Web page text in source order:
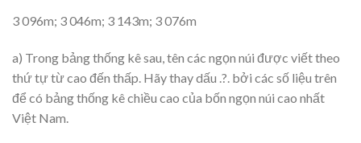
3 096m; 3 046m; 3 143m; 3 076m
a) Trong bảng thống kê sau, tên các ngọn núi được viết theo
thứ tự từ cao đến thấp. Hãy thay dấu .?. bởi các số liệu trên
để có bảng thống kê chiều cao của bốn ngọn núi cao nhất
Việt Nam.